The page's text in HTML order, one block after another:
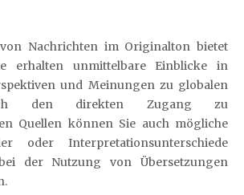
von Nachrichten im Originalton bietet
erhalten unmittelbare Einblicke in
und Meinungen zu globalen
den direkten Zugang zu
Quellen können Sie auch mögliche
oder Interpretationsunterschiede
der Nutzung von Übersetzungen